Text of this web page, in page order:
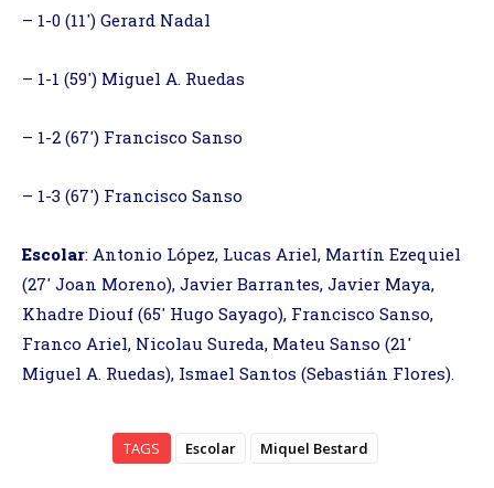
– 1-0 (11′) Gerard Nadal
– 1-1 (59′) Miguel A. Ruedas
– 1-2 (67′) Francisco Sanso
– 1-3 (67′) Francisco Sanso
Escolar: Antonio López, Lucas Ariel, Martín Ezequiel
(27′ Joan Moreno), Javier Barrantes, Javier Maya,
Khadre Diouf (65′ Hugo Sayago), Francisco Sanso,
Franco Ariel, Nicolau Sureda, Mateu Sanso (21′
Miguel A. Ruedas), Ismael Santos (Sebastián Flores).
TAGS Escolar Miquel Bestard